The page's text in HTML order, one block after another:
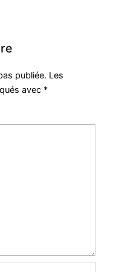
publiée. Les
avec *